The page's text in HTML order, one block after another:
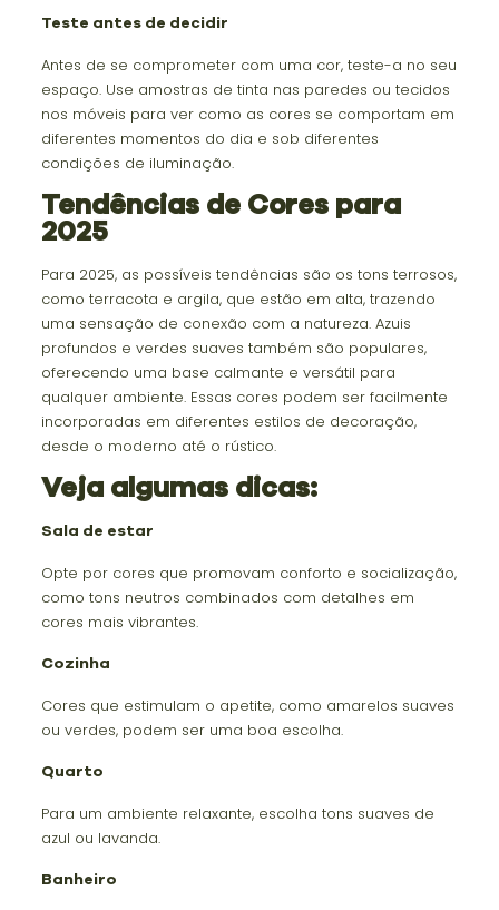
Teste antes de decidir
Antes de se comprometer com uma cor, teste-a no seu
espaço. Use amostras de tinta nas paredes ou tecidos
nos móveis para ver como as cores se comportam em
diferentes momentos do dia e sob diferentes
condições de iluminação.
Tendências de Cores para
2025
Para 2025, as possíveis tendências são os tons terrosos,
como terracota e argila, que estão em alta, trazendo
uma sensação de conexão com a natureza. Azuis
profundos e verdes suaves também são populares,
oferecendo uma base calmante e versátil para
qualquer ambiente. Essas cores podem ser facilmente
incorporadas em diferentes estilos de decoração,
desde o moderno até o rústico.
Veja algumas dicas:
Sala de estar
Opte por cores que promovam conforto e socialização,
como tons neutros combinados com detalhes em
cores mais vibrantes.
Cozinha
Cores que estimulam o apetite, como amarelos suaves
ou verdes, podem ser uma boa escolha.
Quarto
Para um ambiente relaxante, escolha tons suaves de
azul ou lavanda.
Banheiro